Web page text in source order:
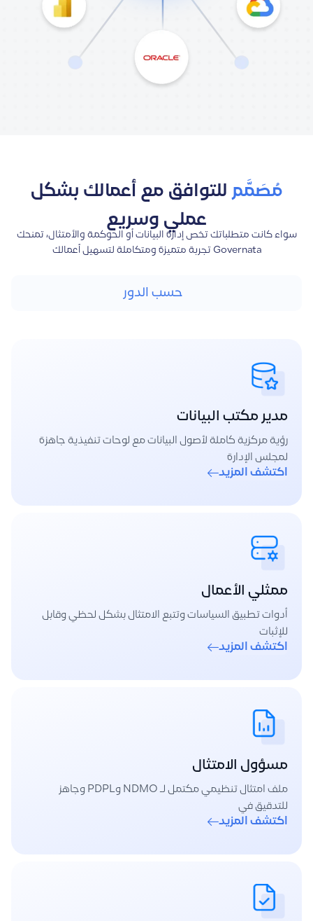
مُصَمَّم للتوافق مع أعمالك بشكل
عملي وسريع
سواء كانت متطلباتك تخص إدارة البيانات أو الحوكمة والأمتثال، تمنحك
Governata تجربة متميزة ومتكاملة لتسهيل أعمالك
حسب الدور
مدير مكتب البيانات
رؤية مركزية كاملة لأصول البيانات مع لوحات تنفيذية جاهزة
لمجلس الإدارة
اكتشف المزيد
ممثلي الأعمال
أدوات تطبيق السياسات وتتبع الامتثال بشكل لحظي وقابل
للإثبات
اكتشف المزيد
مسؤول الامتثال
ملف امتثال تنظيمي مكتمل لـ NDMO وPDPL وجاهز
للتدقيق في
اكتشف المزيد